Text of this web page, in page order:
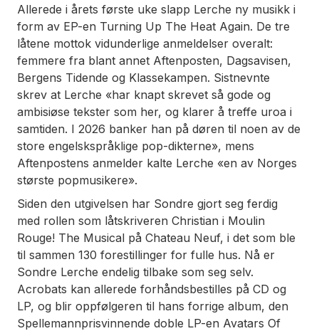
Allerede i årets første uke slapp Lerche ny musikk i
form av EP-en Turning Up The Heat Again. De tre
låtene mottok vidunderlige anmeldelser overalt:
femmere fra blant annet Aftenposten, Dagsavisen,
Bergens Tidende og Klassekampen. Sistnevnte
skrev at Lerche «har knapt skrevet så gode og
ambisiøse tekster som her, og klarer å treffe uroa i
samtiden. I 2026 banker han på døren til noen av de
store engelskspråklige pop-dikterne», mens
Aftenpostens anmelder kalte Lerche «en av Norges
største popmusikere».
Siden den utgivelsen har Sondre gjort seg ferdig
med rollen som låtskriveren Christian i Moulin
Rouge! The Musical på Chateau Neuf, i det som ble
til sammen 130 forestillinger for fulle hus. Nå er
Sondre Lerche endelig tilbake som seg selv.
Acrobats kan allerede forhåndsbestilles på CD og
LP, og blir oppfølgeren til hans forrige album, den
Spellemannprisvinnende doble LP-en Avatars Of